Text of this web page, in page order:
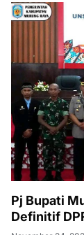
Pj Bupati
Definitif